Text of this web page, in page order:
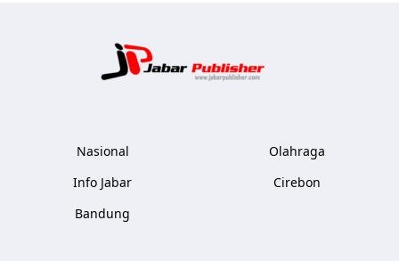
Nasional
Info Jabar
Bandung
Olahraga
Cirebon